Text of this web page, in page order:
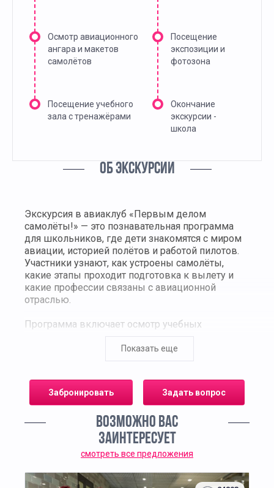
Осмотр авиационного
ангарa и макетов
самолётов
Посещение учебного
зала с тренажёрами
Посещение
экспозиции и
фотозона
Окончание
экскурсии -
школа
ОБ ЭКСКУРСИИ
Экскурсия в авиаклуб «Первым делом
самолёты!» — это познавательная программа
для школьников, где дети знакомятся с миром
авиации, историей полётов и работой пилотов.
Участники узнают, как устроены самолёты,
какие этапы проходит подготовка к вылету и
какие профессии связаны с авиационной
отраслью.
Программа включает осмотр учебных
авиационного оборудования. Экскурсанты
себя в роли командира экипажа на
авиасимуляторе. В сопровождении инструктора
узнают, как работают аэродинамические силы и
что происходит во время взлёта и посадки.
Особый интерес вызывает интерактивная часть,
где участники выполняют практические
задания: запускают бумажные самолёты,
Показать еще
Забронировать Задать вопрос
ВОЗМОЖНО ВАС
ЗАИНТЕРЕСУЕТ
смотреть все предложения